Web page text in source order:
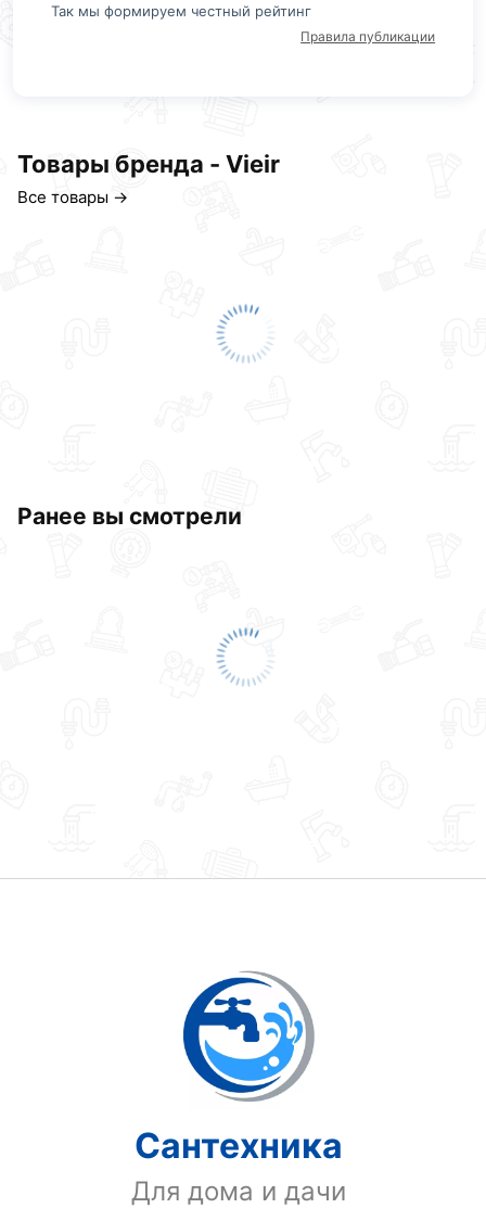
Так мы формируем честный рейтинг
Правила публикации
Товары бренда - Vieir
Все товары →
Ранее вы смотрели
Сантехника
Для дома и дачи